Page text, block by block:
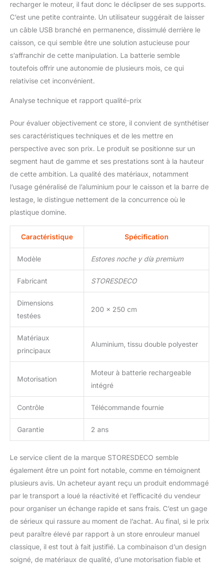
recharger le moteur, il faut donc le déclipser de ses supports.
C’est une petite contrainte. Un utilisateur suggérait de laisser
un câble USB branché en permanence, dissimulé derrière le
caisson, ce qui semble être une solution astucieuse pour
s’affranchir de cette manipulation. La batterie semble
toutefois offrir une autonomie de plusieurs mois, ce qui
relativise cet inconvénient.
Analyse technique et rapport qualité-prix
Pour évaluer objectivement ce store, il convient de synthétiser
ses caractéristiques techniques et de les mettre en
perspective avec son prix. Le produit se positionne sur un
segment haut de gamme et ses prestations sont à la hauteur
de cette ambition. La qualité des matériaux, notamment
l’usage généralisé de l’aluminium pour le caisson et la barre de
lestage, le distingue nettement de la concurrence où le
plastique domine.
Caractéristique Spécification
Modèle Estores noche y día premium
Fabricant STORESDECO
Dimensions
testées
200 x 250 cm
Matériaux
principaux
Aluminium, tissu double polyester
Motorisation
Moteur à batterie rechargeable
intégré
Contrôle Télécommande fournie
Garantie 2 ans
Le service client de la marque STORESDECO semble
également être un point fort notable, comme en témoignent
plusieurs avis. Un acheteur ayant reçu un produit endommagé
par le transport a loué la réactivité et l’efficacité du vendeur
pour organiser un échange rapide et sans frais. C’est un gage
de sérieux qui rassure au moment de l’achat. Au final, si le prix
peut paraître élevé par rapport à un store enrouleur manuel
classique, il est tout à fait justifié. La combinaison d’un design
soigné, de matériaux de qualité, d’une motorisation fiable et